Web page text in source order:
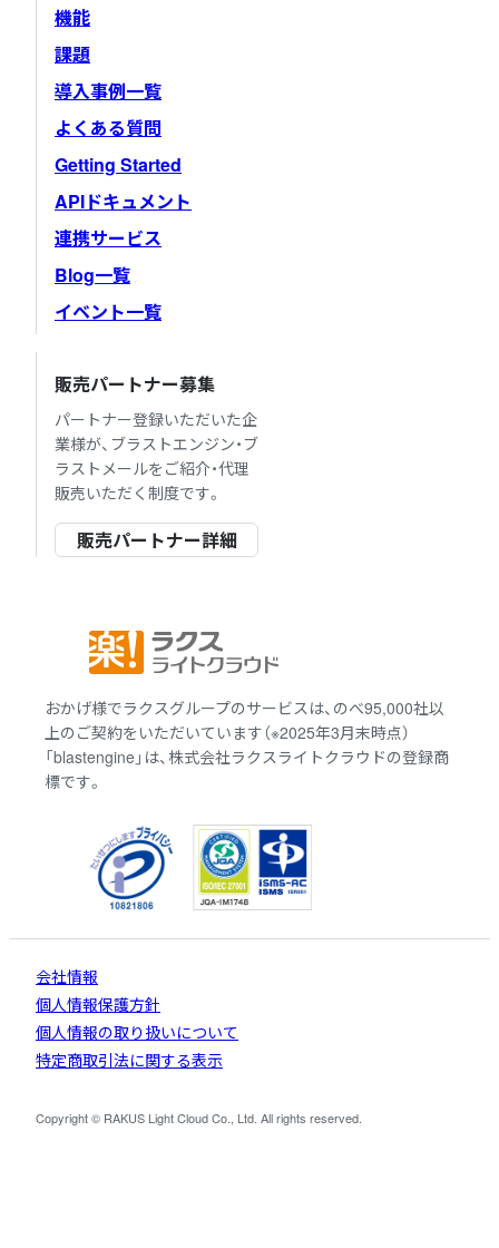
機能
課題
導入事例一覧
よくある質問
Getting Started
APIドキュメント
連携サービス
Blog一覧
イベント一覧
販売パートナー募集
パートナー登録いただいた企
業様が、ブラストエンジン・ブ
ラストメールをご紹介・代理
販売いただく制度です。
販売パートナー詳細
おかげ様でラクスグループのサービスは、のべ95,000社以
上のご契約をいただいています（※2025年3月末時点）
「blastengine」は、株式会社ラクスライトクラウドの登録商
標です。
会社情報
個人情報保護方針
個人情報の取り扱いについて
特定商取引法に関する表示
Copyright © RAKUS Light Cloud Co., Ltd. All rights reserved.